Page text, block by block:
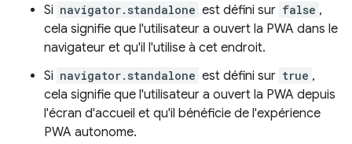
Si navigator.standalone est défini sur false ,
cela signifie que l'utilisateur a ouvert la PWA dans le
navigateur et qu'il l'utilise à cet endroit.
Si navigator.standalone est défini sur true ,
cela signifie que l'utilisateur a ouvert la PWA depuis
l'écran d'accueil et qu'il bénéficie de l'expérience
PWA autonome.